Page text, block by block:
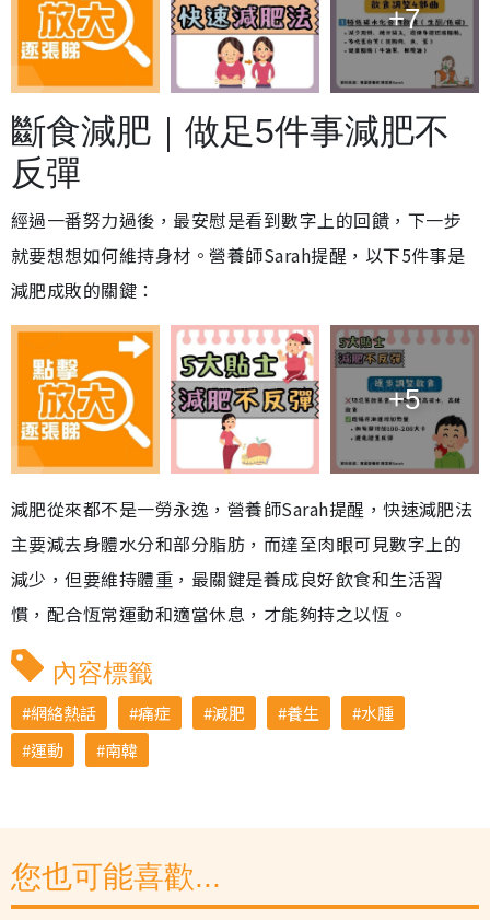
+7
斷食減肥｜做足5件事減肥不
反彈
經過一番努力過後，最安慰是看到數字上的回饋，下一步
就要想想如何維持身材。營養師Sarah提醒，以下5件事是
減肥成敗的關鍵：
+5
減肥從來都不是一勞永逸，營養師Sarah提醒，快速減肥法
主要減去身體水分和部分脂肪，而達至肉眼可見數字上的
減少，但要維持體重，最關鍵是養成良好飲食和生活習
慣，配合恆常運動和適當休息，才能夠持之以恆。
內容標籤
網絡熱話 痛症 減肥 養生
水腫
運動
南韓
您也可能喜歡...